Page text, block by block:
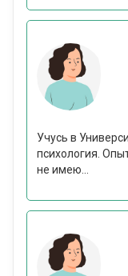
Учусь в
психология.
не имею...